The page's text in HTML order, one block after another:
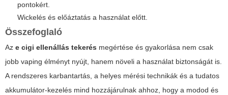
pontokért.
Wickelés és előáztatás a használat előtt.
Összefoglaló
Az e cigi ellenállás tekerés megértése és gyakorlása nem csak
jobb vaping élményt nyújt, hanem növeli a használat biztonságát is.
A rendszeres karbantartás, a helyes mérési technikák és a tudatos
akkumulátor-kezelés mind hozzájárulnak ahhoz, hogy a modod és